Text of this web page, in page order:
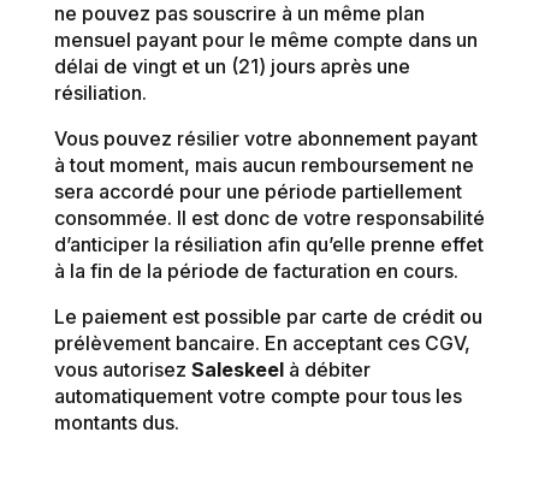
ne pouvez pas souscrire à un même plan
mensuel payant pour le même compte dans un
délai de vingt et un (21) jours après une
résiliation.
Vous pouvez résilier votre abonnement payant
à tout moment, mais aucun remboursement ne
sera accordé pour une période partiellement
consommée. Il est donc de votre responsabilité
d’anticiper la résiliation afin qu’elle prenne effet
à la fin de la période de facturation en cours.
Le paiement est possible par carte de crédit ou
prélèvement bancaire. En acceptant ces CGV,
vous autorisez Saleskeelà débiter
automatiquement votre compte pour tous les
montants dus.